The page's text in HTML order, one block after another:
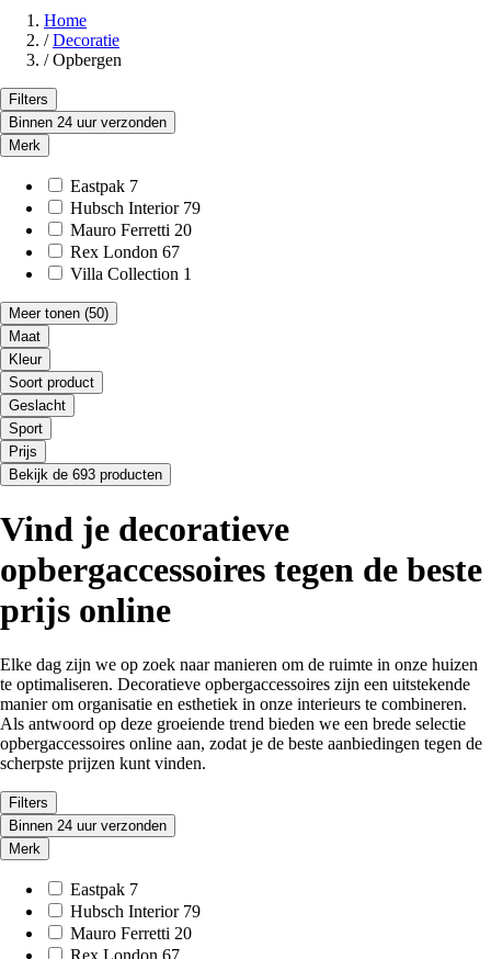
Home
/ Decoratie
/ Opbergen
Filters
Binnen 24 uur verzonden
Merk
Eastpak 7
Hubsch Interior 79
Mauro Ferretti 20
Rex London 67
Villa Collection 1
Meer tonen (50)
Maat
Kleur
Soort product
Geslacht
Sport
Prijs
Bekijk de 693 producten
Vind je decoratieve
opbergaccessoires tegen de beste
prijs online
Elke dag zijn we op zoek naar manieren om de ruimte in onze huizen
te optimaliseren. Decoratieve opbergaccessoires zijn een uitstekende
manier om organisatie en esthetiek in onze interieurs te combineren.
Als antwoord op deze groeiende trend bieden we een brede selectie
opbergaccessoires online aan, zodat je de beste aanbiedingen tegen de
scherpste prijzen kunt vinden.
Filters
Binnen 24 uur verzonden
Merk
Eastpak 7
Hubsch Interior 79
Mauro Ferretti 20
Rex London 67